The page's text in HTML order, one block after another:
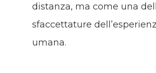
distanza, ma come una
sfaccettature
umana.